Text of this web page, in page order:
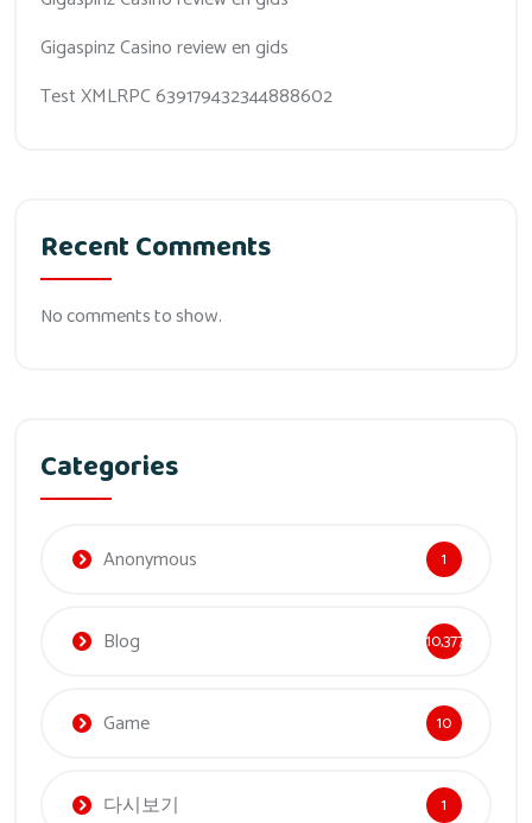
Gigaspinz Casino review en gids
Test XMLRPC 639179432344888602
Recent Comments
No comments to show.
Categories
Anonymous 1
Blog 10,377
Game 10
다시보기 1